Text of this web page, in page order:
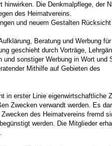
hinwirken. Die Denkmalpflege, der
des Heimatvereins.
und neuem Gestalten
Beratung und Werbung
geschieht durch Vorträge,
sonstiger Werbung in Wort und
Mithilfe auf Gebieten des
in erster Linie eigenwirtschaftliche
Zwecken verwandt werden. Es
des Heimatvereins fremd
werden. Die Mitglieder